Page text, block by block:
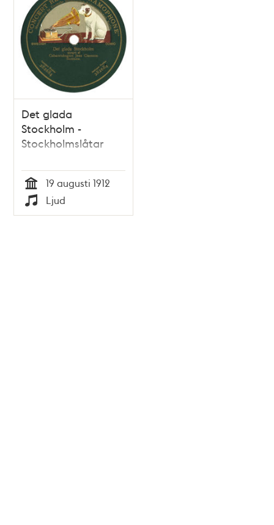
Det glada
Stockholm -
Stockholmslåtar
Tid
19 augusti 1912
Typ
Ljud